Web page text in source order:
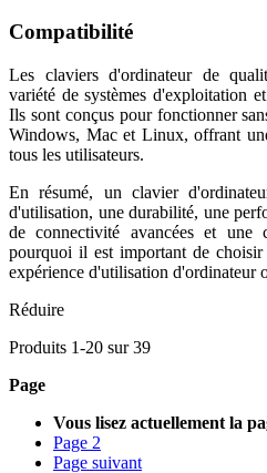
Compatibilité
Les claviers d'ordinateur de
variété de systèmes d'exploitation
Ils sont conçus pour fonctionner
Windows, Mac et Linux, offrant
tous les utilisateurs.
En résumé, un clavier
d'utilisation, une durabilité, une
de connectivité avancées et une
pourquoi il est important de
expérience d'utilisation d'ordinateur
Réduire
Produits 1-20 sur39
Page
Vous lisez actuellement la
Page 2
Page suivant